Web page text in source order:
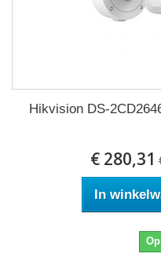
Hikvision DS-
€ 280,31
In